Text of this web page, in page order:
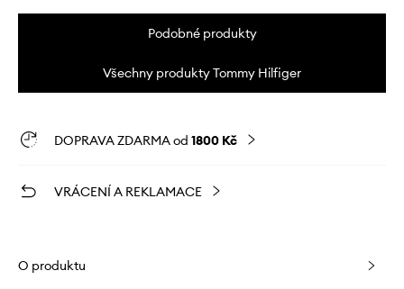
Podobné produkty
Všechny produkty Tommy Hilfiger
DOPRAVA ZDARMA od 1800 Kč
VRÁCENÍ A REKLAMACE
O produktu